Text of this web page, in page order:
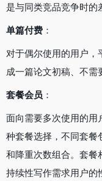
是与同类竞品竞争时的
单篇付费 ：
对于偶尔使用的用户，
成一篇论文初稿、不需
套餐会员 ：
面向需要多次使用的用
种套餐选择，不同套餐
和降重次数组合。套餐
持续性写作需求用户的